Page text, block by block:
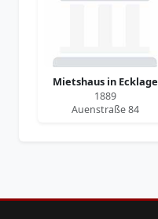
Mietshaus in Ecklage
1889
Auenstraße 84